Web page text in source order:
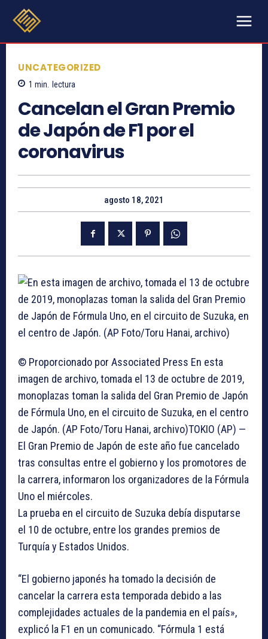
UNCATEGORIZED
1 min. lectura
Cancelan el Gran Premio
de Japón de F1 por el
coronavirus
agosto 18, 2021
© Proporcionado por Associated Press En esta
imagen de archivo, tomada el 13 de octubre de 2019,
monoplazas toman la salida del Gran Premio de Japón
de Fórmula Uno, en el circuito de Suzuka, en el centro
de Japón. (AP Foto/Toru Hanai, archivo)TOKIO (AP) —
El Gran Premio de Japón de este año fue cancelado
tras consultas entre el gobierno y los promotores de
la carrera, informaron los organizadores de la Fórmula
Uno el miércoles.
La prueba en el circuito de Suzuka debía disputarse
el 10 de octubre, entre los grandes premios de
Turquía y Estados Unidos.
“El gobierno japonés ha tomado la decisión de
cancelar la carrera esta temporada debido a las
complejidades actuales de la pandemia en el país»,
explicó la F1 en un comunicado. “Fórmula 1 está